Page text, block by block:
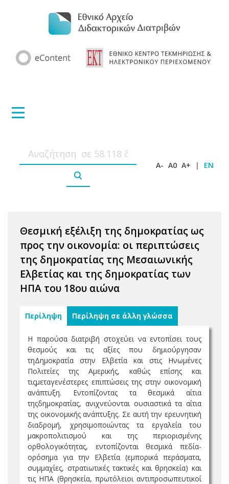
A- A0 A+ | EN
Θεσμική εξέλιξη της δημοκρατίας ως
προς την οικονομία: οι περιπτώσεις
της δημοκρατίας της Μεσαιωνικής
Ελβετίας και της δημοκρατίας των
ΗΠΑ του 18ου αιώνα
Περίληψη Περίληψη σε άλλη γλώσσα
Η παρούσα διατριβή στοχεύει να εντοπίσει τους
θεσμούς και τις αξίες που δημιούργησαν
τηΔημοκρατία στην Ελβετία και στις Ηνωμένες
Πολιτείες της Αμερικής, καθώς επίσης και
τιςμεταγενέστερες επιπτώσεις της στην οικονομική
ανάπτυξη. Εντοπίζοντας τα θεσμικά αίτια
τηςδημοκρατίας, ανιχνεύονται ουσιαστικά τα αίτια
της οικονομικής ανάπτυξης. Σε αυτή την ερευνητική
διαδρομή, χρησιμοποιώντας τα εργαλεία του
μακροπολιτισμού και της περιορισμένης
ορθολογικότητας, εντοπίζονται θεσμικά πεδία-
ορόσημα για την Ελβετία (εμπορικά περάσματα,
συμμαχίες, στρατιωτικές τακτικές και θρησκεία) και
τις ΗΠΑ (θρησκεία, πρωτόλειοι αντιπροσωπευτικοί